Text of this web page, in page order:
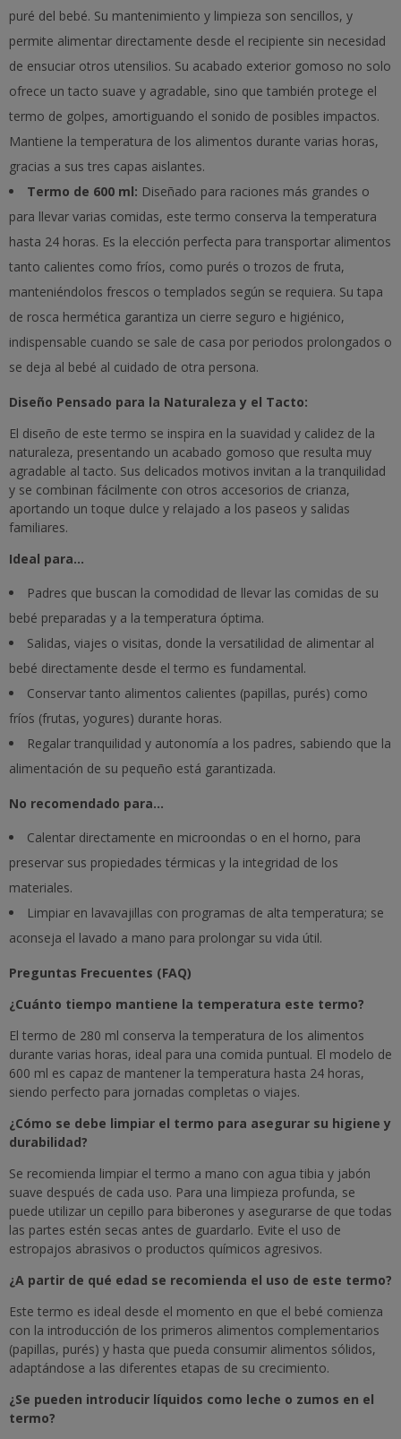
puré del bebé. Su mantenimiento y limpieza son sencillos, y
permite alimentar directamente desde el recipiente sin necesidad
de ensuciar otros utensilios. Su acabado exterior gomoso no solo
ofrece un tacto suave y agradable, sino que también protege el
termo de golpes, amortiguando el sonido de posibles impactos.
Mantiene la temperatura de los alimentos durante varias horas,
gracias a sus tres capas aislantes.
Termo de 600 ml: Diseñado para raciones más grandes o
para llevar varias comidas, este termo conserva la temperatura
hasta 24 horas. Es la elección perfecta para transportar alimentos
tanto calientes como fríos, como purés o trozos de fruta,
manteniéndolos frescos o templados según se requiera. Su tapa
de rosca hermética garantiza un cierre seguro e higiénico,
indispensable cuando se sale de casa por periodos prolongados o
se deja al bebé al cuidado de otra persona.
Diseño Pensado para la Naturaleza y el Tacto:
El diseño de este termo se inspira en la suavidad y calidez de la
naturaleza, presentando un acabado gomoso que resulta muy
agradable al tacto. Sus delicados motivos invitan a la tranquilidad
y se combinan fácilmente con otros accesorios de crianza,
aportando un toque dulce y relajado a los paseos y salidas
familiares.
Ideal para...
Padres que buscan la comodidad de llevar las comidas de su
bebé preparadas y a la temperatura óptima.
Salidas, viajes o visitas, donde la versatilidad de alimentar al
bebé directamente desde el termo es fundamental.
Conservar tanto alimentos calientes (papillas, purés) como
fríos (frutas, yogures) durante horas.
Regalar tranquilidad y autonomía a los padres, sabiendo que la
alimentación de su pequeño está garantizada.
No recomendado para...
Calentar directamente en microondas o en el horno, para
preservar sus propiedades térmicas y la integridad de los
materiales.
Limpiar en lavavajillas con programas de alta temperatura; se
aconseja el lavado a mano para prolongar su vida útil.
Preguntas Frecuentes (FAQ)
¿Cuánto tiempo mantiene la temperatura este termo?
El termo de 280 ml conserva la temperatura de los alimentos
durante varias horas, ideal para una comida puntual. El modelo de
600 ml es capaz de mantener la temperatura hasta 24 horas,
siendo perfecto para jornadas completas o viajes.
¿Cómo se debe limpiar el termo para asegurar su higiene y
durabilidad?
Se recomienda limpiar el termo a mano con agua tibia y jabón
suave después de cada uso. Para una limpieza profunda, se
puede utilizar un cepillo para biberones y asegurarse de que todas
las partes estén secas antes de guardarlo. Evite el uso de
estropajos abrasivos o productos químicos agresivos.
¿A partir de qué edad se recomienda el uso de este termo?
Este termo es ideal desde el momento en que el bebé comienza
con la introducción de los primeros alimentos complementarios
(papillas, purés) y hasta que pueda consumir alimentos sólidos,
adaptándose a las diferentes etapas de su crecimiento.
¿Se pueden introducir líquidos como leche o zumos en el
termo?